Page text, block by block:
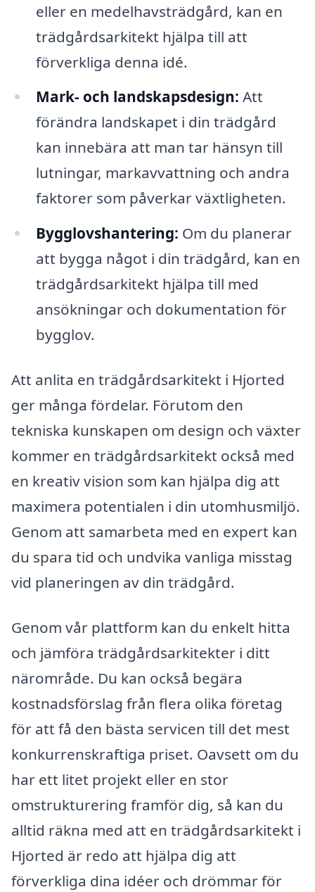
eller en medelhavsträdgård, kan en
trädgårdsarkitekt hjälpa till att
förverkliga denna idé.
Mark- och landskapsdesign: Att
förändra landskapet i din trädgård
kan innebära att man tar hänsyn till
lutningar, markavvattning och andra
faktorer som påverkar växtligheten.
Bygglovshantering: Om du planerar
att bygga något i din trädgård, kan en
trädgårdsarkitekt hjälpa till med
ansökningar och dokumentation för
bygglov.
Att anlita en trädgårdsarkitekt i Hjorted
ger många fördelar. Förutom den
tekniska kunskapen om design och växter
kommer en trädgårdsarkitekt också med
en kreativ vision som kan hjälpa dig att
maximera potentialen i din utomhusmiljö.
Genom att samarbeta med en expert kan
du spara tid och undvika vanliga misstag
vid planeringen av din trädgård.
Genom vår plattform kan du enkelt hitta
och jämföra trädgårdsarkitekter i ditt
närområde. Du kan också begära
kostnadsförslag från flera olika företag
för att få den bästa servicen till det mest
konkurrenskraftiga priset. Oavsett om du
har ett litet projekt eller en stor
omstrukturering framför dig, så kan du
alltid räkna med att en trädgårdsarkitekt i
Hjorted är redo att hjälpa dig att
förverkliga dina idéer och drömmar för